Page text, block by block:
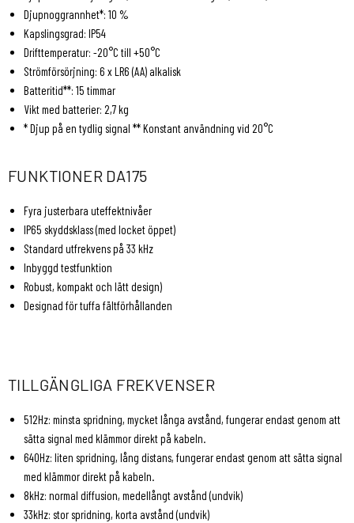
Djupnoggrannhet*: 10 %
Kapslingsgrad: IP54
Drifttemperatur: -20°C till +50°C
Strömförsörjning: 6 x LR6 (AA) alkalisk
Batteritid**: 15 timmar
Vikt med batterier: 2,7 kg
* Djup på en tydlig signal ** Konstant användning vid 20°C
FUNKTIONER DA175
Fyra justerbara uteffektnivåer
IP65 skyddsklass (med locket öppet)
Standard utfrekvens på 33 kHz
Inbyggd testfunktion
Robust, kompakt och lätt design)
Designad för tuffa fältförhållanden
TILLGÄNGLIGA FREKVENSER
512Hz: minsta spridning, mycket långa avstånd, fungerar endast genom att
sätta signal med klämmor direkt på kabeln.
640Hz: liten spridning, lång distans, fungerar endast genom att sätta signal
med klämmor direkt på kabeln.
8kHz: normal diffusion, medellångt avstånd (undvik)
33kHz: stor spridning, korta avstånd (undvik)